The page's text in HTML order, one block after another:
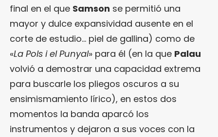
final en el que Samson se permitió una
mayor y dulce expansividad ausente en el
corte de estudio… piel de gallina) como de
«La Pols i el Punyal» para él (en la que Palau
volvió a demostrar una capacidad extrema
para buscarle los pliegos oscuros a su
ensimismamiento lírico), en estos dos
momentos la banda aparcó los
instrumentos y dejaron a sus voces con la